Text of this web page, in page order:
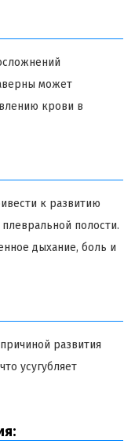
может
крови в
к развитию
полости.
дыхание, боль и
развития
усугубляет